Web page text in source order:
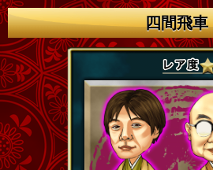
四間飛車